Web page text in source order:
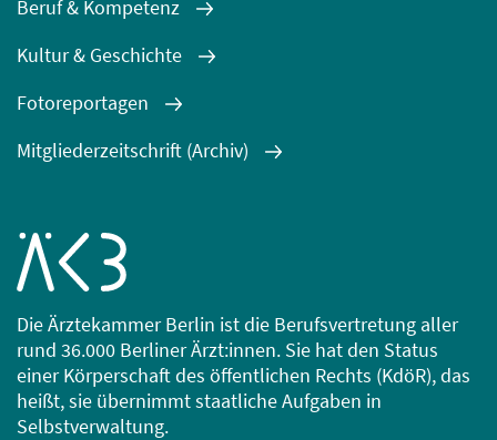
Beruf & Kompetenz
Kultur & Geschichte
Fotoreportagen
Mitgliederzeitschrift (Archiv)
Die Ärztekammer Berlin ist die Berufsvertretung aller
rund 36.000 Berliner Ärzt:innen. Sie hat den Status
einer Körperschaft des öffentlichen Rechts (KdöR), das
heißt, sie übernimmt staatliche Aufgaben in
Selbstverwaltung.